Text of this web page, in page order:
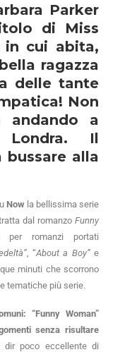
Parker
di Miss
in cui abita,
ragazza
delle tante
Non
a
Il
bussare alla
Nowla bellissima serie
tratta dal romanzo Funny
romanzi portati
, “About a Boy”e
minuti che scorrono
tematiche più serie.
“Funny Woman”
senza risultare
dir poco eccellente di